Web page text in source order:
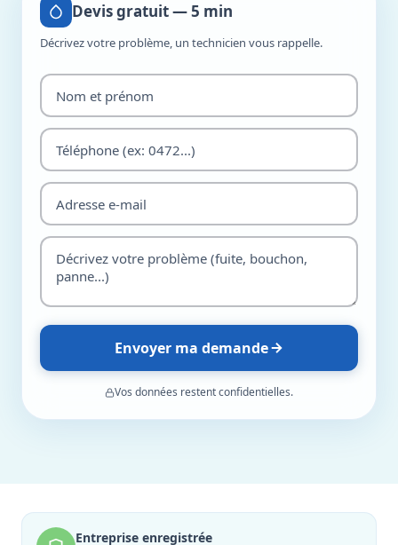
Devis gratuit — 5 min
Décrivez votre problème, un technicien vous rappelle.
Envoyer ma demande
Vos données restent confidentielles.
Entreprise enregistrée